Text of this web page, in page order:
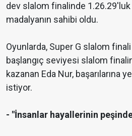
dev slalom finalinde
madalyanın sahibi oldu.
Oyunlarda, Super G slalom
başlangıç seviyesi slalom
kazanan Eda Nur, başarılarına
istiyor.
- "İnsanlar hayallerinin